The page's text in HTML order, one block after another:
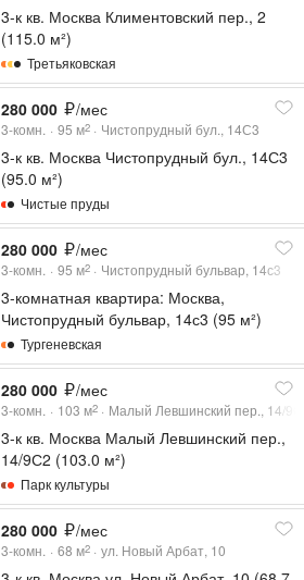
3-к кв. Москва Климентовский пер., 2
(115.0 м²)
Третьяковская
280 000 /мес
3-комн. 95 м2 Чистопрудный бул., 14С3
3-к кв. Москва Чистопрудный бул., 14С3
(95.0 м²)
Чистые пруды
280 000 /мес
3-комн. 95 м2 Чистопрудный бульвар, 14с3
3-комнатная квартира: Москва,
Чистопрудный бульвар, 14с3 (95 м²)
Тургеневская
280 000 /мес
3-комн. 103 м2 Малый Левшинский пер., 14/
3-к кв. Москва Малый Левшинский пер.,
14/9С2 (103.0 м²)
Парк культуры
280 000 /мес
3-комн. 68 м2 ул. Новый Арбат, 10